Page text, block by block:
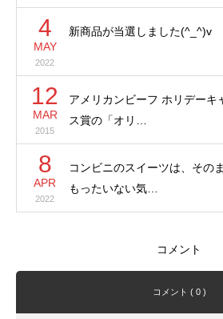
4
MAY
2022
新商品が当選しました(^_^)v
12
MAR
2015
アメリカンビーフ ホリデーキ
ス賞の「オリ…
8
APR
2022
コンビニのスイーツは、その
もったいない気…
コメント
コメント ( 0 )